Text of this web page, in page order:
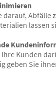
darauf, Abfälle
lassen
Ihre Kunden
geben Sie